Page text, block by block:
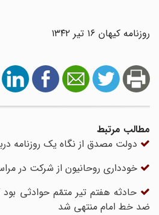
روزنامه کیهان ۱۶ تیر ۱۳۴۲
مطالب مرتبط
دولت مصدق از نگاه یک روزنامه
خودداری روحانیون از شرکت در
حادثه هفتم تیر متمّم حوادثی بود
ضد خط امام منتهی شد